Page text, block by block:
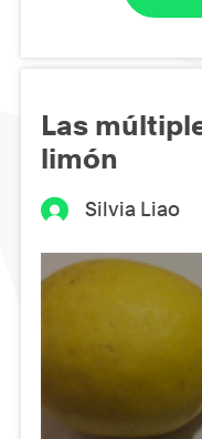
Las
limón
Silvia Liao